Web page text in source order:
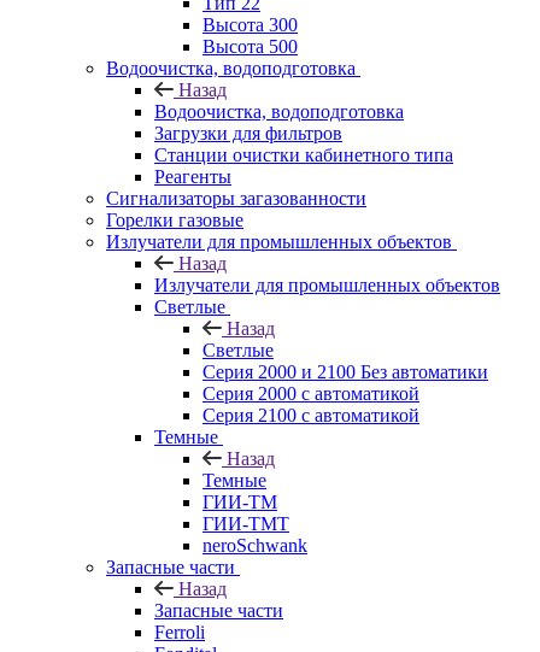
Высота 300
Высота 500
Водоочистка, водоподготовка
Назад
Водоочистка, водоподготовка
Загрузки для фильтров
Станции очистки кабинетного типа
Реагенты
Сигнализаторы загазованности
Горелки газовые
Излучатели для промышленных объектов
Назад
Излучатели для промышленных объектов
Светлые
Назад
Светлые
Серия 2000 и 2100 Без автоматики
Серия 2000 с автоматикой
Серия 2100 с автоматикой
Темные
Назад
Темные
ГИИ-ТМ
ГИИ-ТМТ
neroSchwank
Запасные части
Назад
Запасные части
Ferroli